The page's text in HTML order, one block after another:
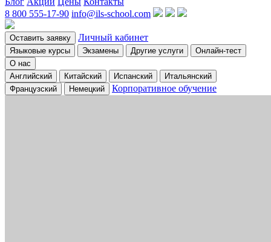
8 800 555-17-90 info@ils-school.com
Оставить заявку Личный кабинет
Языковые курсы Экзамены Другие услуги
Онлайн-тест
О нас
Английский
Китайский Испанский
Итальянский
Французский
Немецкий Корпоративное обучение